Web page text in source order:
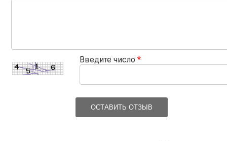
Введите число *
ОСТАВИТЬ ОТЗЫВ